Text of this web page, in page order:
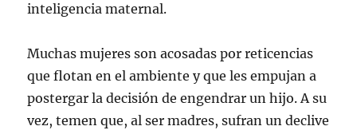
inteligencia maternal.
Muchas mujeres son acosadas por reticencias
que flotan en el ambiente y que les empujan a
postergar la decisión de engendrar un hijo. A su
vez, temen que, al ser madres, sufran un declive